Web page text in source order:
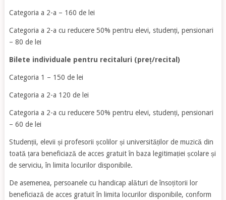
Categoria a 2-a – 160 de lei
Categoria a 2-a cu reducere 50% pentru elevi, studenți, pensionari
– 80 de lei
Bilete individuale pentru recitaluri (preț/recital)
Categoria 1 – 150 de lei
Categoria a 2-a 120 de lei
Categoria a 2-a cu reducere 50% pentru elevi, studenți, pensionari
– 60 de lei
Studenții, elevii și profesorii școlilor și universităților de muzică din
toată țara beneficiază de acces gratuit în baza legitimației școlare și
de serviciu, în limita locurilor disponibile.
De asemenea, persoanele cu handicap alături de însoțitorii lor
beneficiază de acces gratuit în limita locurilor disponibile, conform